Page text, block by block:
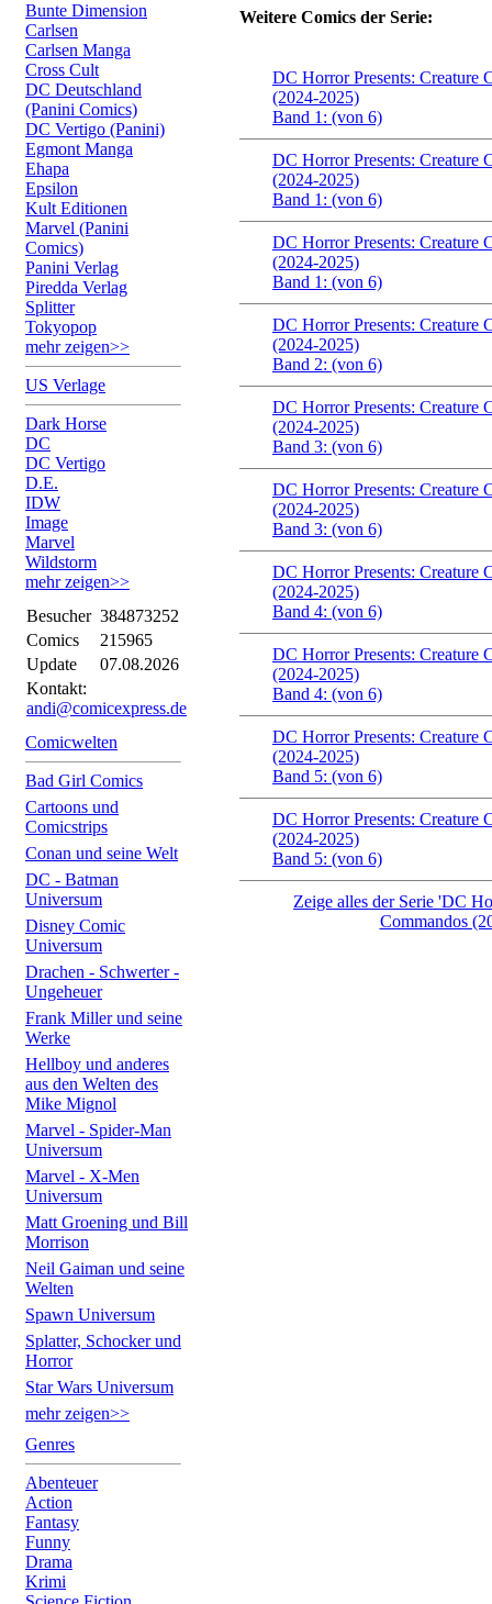
Bunte Dimension
Carlsen
Carlsen Manga
Cross Cult
DC Deutschland
(Panini Comics)
DC Vertigo (Panini)
Egmont Manga
Ehapa
Epsilon
Kult Editionen
Marvel (Panini
Comics)
Panini Verlag
Piredda Verlag
Splitter
Tokyopop
mehr zeigen>>
US Verlage
Dark Horse
DC
DC Vertigo
D.E.
IDW
Image
Marvel
Wildstorm
mehr zeigen>>
Besucher 384873252
Comics
215965
Update
07.08.2026
Kontakt:
andi@comicexpress.de
Comicwelten
Bad Girl Comics
Cartoons und
Comicstrips
Conan und seine Welt
DC - Batman
Universum
Disney Comic
Universum
Drachen - Schwerter -
Ungeheuer
Frank Miller und seine
Werke
Hellboy und anderes
aus den Welten des
Mike Mignol
Marvel - Spider-Man
Universum
Marvel - X-Men
Universum
Matt Groening und Bill
Morrison
Neil Gaiman und seine
Welten
Spawn Universum
Splatter, Schocker und
Horror
Star Wars Universum
mehr zeigen>>
Genres
Abenteuer
Action
Fantasy
Funny
Drama
Krimi
Weitere Comics der Serie:
DC Horror Presents: Creature
(2024-2025)
Band 1: (von 6)
DC Horror Presents: Creature
(2024-2025)
Band 1: (von 6)
DC Horror Presents: Creature
(2024-2025)
Band 1: (von 6)
DC Horror Presents: Creature
(2024-2025)
Band 2: (von 6)
DC Horror Presents: Creature
(2024-2025)
Band 3: (von 6)
DC Horror Presents: Creature
(2024-2025)
Band 3: (von 6)
DC Horror Presents: Creature
(2024-2025)
Band 4: (von 6)
DC Horror Presents: Creature
(2024-2025)
Band 4: (von 6)
DC Horror Presents: Creature
(2024-2025)
Band 5: (von 6)
DC Horror Presents: Creature
(2024-2025)
Band 5: (von 6)
Zeige alles der Serie 'DC
Commandos